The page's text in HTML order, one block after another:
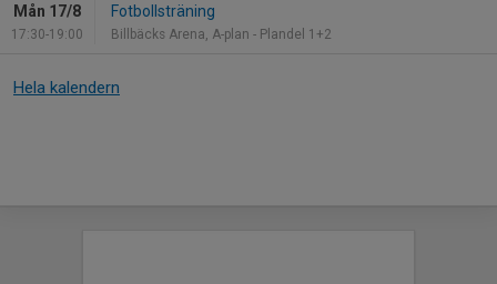
Mån 17/8
17:30-19:00
Fotbollsträning
Billbäcks Arena, A-plan - Plandel 1+2
Hela kalendern